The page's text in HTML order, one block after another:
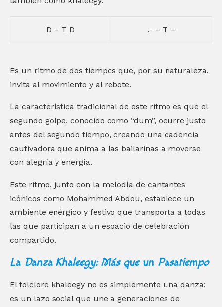
D – T D .- – T –
Es un ritmo de dos tiempos que, por su naturaleza,
invita al movimiento y al rebote.
La característica tradicional de este ritmo es que el
segundo golpe, conocido como “dum”, ocurre justo
antes del segundo tiempo, creando una cadencia
cautivadora que anima a las bailarinas a moverse
con alegría y energía.
Este ritmo, junto con la melodía de cantantes
icónicos como Mohammed Abdou, establece un
ambiente enérgico y festivo que transporta a todas
las que participan a un espacio de celebración
compartido.
La Danza Khaleegy: Más que un Pasatiempo
El folclore khaleegy no es simplemente una danza;
es un lazo social que une a generaciones de